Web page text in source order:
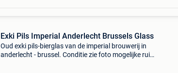
Exki Pils Imperial Anderlecht Brussels Glass
Oud exki pils-bierglas van de imperial brouwerij in
anderlecht - brussel. Conditie zie foto mogelijke ruil